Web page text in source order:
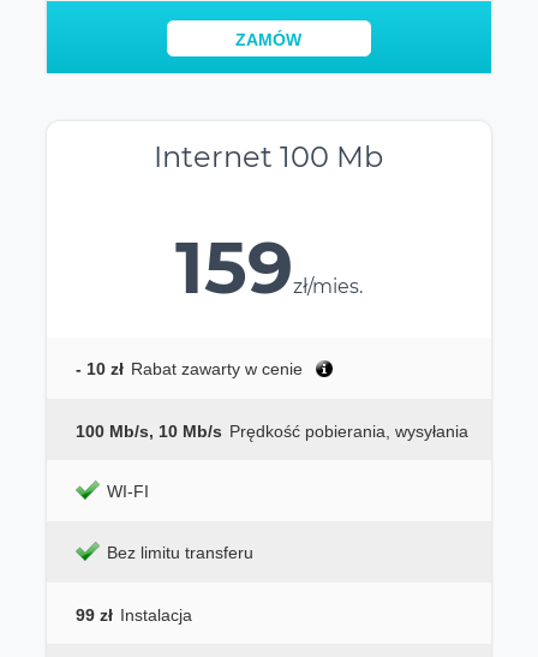
ZAMÓW
Internet 100 Mb
159zł/mies.
- 10 zł Rabat zawarty w cenie
100 Mb/s, 10 Mb/s Prędkość pobierania, wysyłania
WI-FI
Bez limitu transferu
99 zł Instalacja